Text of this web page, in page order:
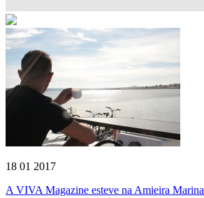
18 01 2017
A VIVA Magazine esteve na Amieira Marina